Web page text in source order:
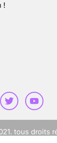
ÉCHO :
POUR
MALADIES
!
tous droits